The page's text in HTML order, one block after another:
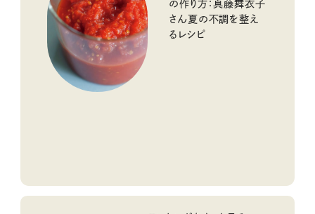
の作り方：真藤舞衣子
さん夏の不調を整え
るレシピ